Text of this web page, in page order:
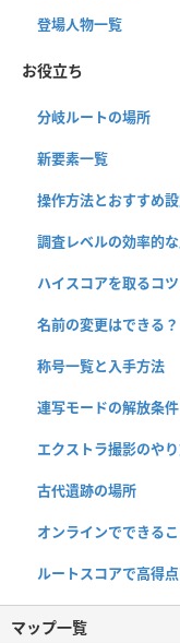
登場人物一覧
お役立ち
分岐ルートの場所
新要素一覧
操作方法とおすすめ
調査レベルの効率的
ハイスコアを取るコツ
名前の変更はできる？
称号一覧と入手方法
連写モードの解放条件
エクストラ撮影のや
古代遺跡の場所
オンラインでできる
ルートスコアで高得
マップ一覧